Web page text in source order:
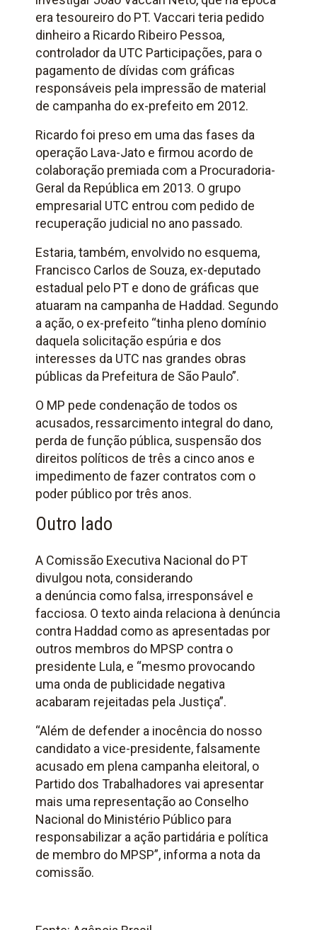
era tesoureiro do PT. Vaccari teria pedido
dinheiro a Ricardo Ribeiro Pessoa,
controlador da UTC Participações, para o
pagamento de dívidas com gráficas
responsáveis pela impressão de material
de campanha do ex-prefeito em 2012.
Ricardo foi preso em uma das fases da
operação Lava-Jato e firmou acordo de
colaboração premiada com a Procuradoria-
Geral da República em 2013. O grupo
empresarial UTC entrou com pedido de
recuperação judicial no ano passado.
Estaria, também, envolvido no esquema,
Francisco Carlos de Souza, ex-deputado
estadual pelo PT e dono de gráficas que
atuaram na campanha de Haddad. Segundo
a ação, o ex-prefeito “tinha pleno domínio
daquela solicitação espúria e dos
interesses da UTC nas grandes obras
públicas da Prefeitura de São Paulo”.
O MP pede condenação de todos os
acusados, ressarcimento integral do dano,
perda de função pública, suspensão dos
direitos políticos de três a cinco anos e
impedimento de fazer contratos com o
poder público por três anos.
Outro lado
A Comissão Executiva Nacional do PT
divulgou nota, considerando
a denúncia como falsa, irresponsável e
facciosa. O texto ainda relaciona à denúncia
contra Haddad como as apresentadas por
outros membros do MPSP contra o
presidente Lula, e “mesmo provocando
uma onda de publicidade negativa
acabaram rejeitadas pela Justiça”.
“Além de defender a inocência do nosso
candidato a vice-presidente, falsamente
acusado em plena campanha eleitoral, o
Partido dos Trabalhadores vai apresentar
mais uma representação ao Conselho
Nacional do Ministério Público para
responsabilizar a ação partidária e política
de membro do MPSP”, informa a nota da
comissão.